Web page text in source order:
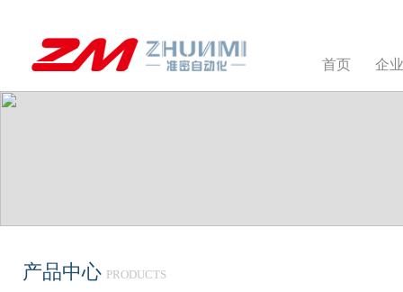
首页 企
产品中心 PRODUCTS